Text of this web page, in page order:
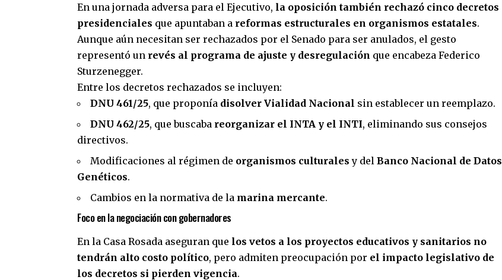
En una jornada adversa para el Ejecutivo, la oposición también rechazó cinco decretos
presidenciales que apuntaban a reformas estructurales en organismos estatales.
Aunque aún necesitan ser rechazados por el Senado para ser anulados, el gesto
representó un revés al programa de ajuste y desregulación que encabeza Federico
Sturzenegger.
Entre los decretos rechazados se incluyen:
DNU 461/25, que proponía disolver Vialidad Nacional sin establecer un reemplazo.
DNU 462/25, que buscaba reorganizar el INTA y el INTI, eliminando sus consejos
directivos.
Modificaciones al régimen de organismos culturales y del Banco Nacional de Datos
Genéticos.
Cambios en la normativa de la marina mercante.
Foco en la negociación con gobernadores
En la Casa Rosada aseguran que los vetos a los proyectos educativos y sanitarios no
tendrán alto costo político, pero admiten preocupación por el impacto legislativo de
los decretos si pierden vigencia.